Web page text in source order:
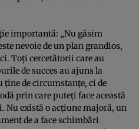
importantă: „Nu găsim
nevoie de un plan grandios,
Toţi cercetătorii care au
de succes au ajuns la
ţine de circumstanţe, ci de
prin care puteţi face această
Nu există o acţiune majoră, un
de a face schimbări